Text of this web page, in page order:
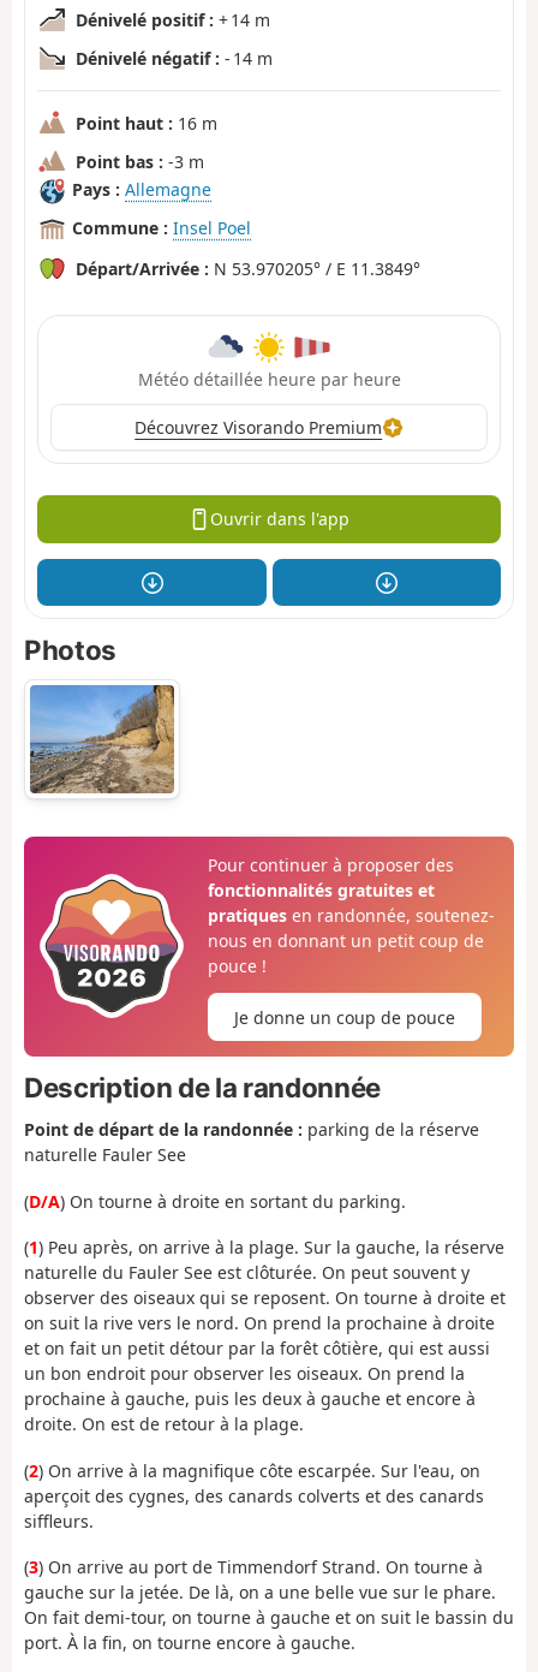
Dénivelé positif : + 14 m
Dénivelé négatif : - 14 m
Point haut : 16 m
Point bas : -3 m
Pays : Allemagne
Commune : Insel Poel
Départ/Arrivée : N 53.970205° / E 11.3849°
Météo détaillée heure par heure
Découvrez Visorando Premium
Ouvrir dans l'app
Photos
Pour continuer à proposer des
fonctionnalités gratuites et
pratiquesen randonnée, soutenez-
nous en donnant un petit coup de
pouce !
Je donne un coup de pouce
Description de la randonnée
Point de départ de la randonnée : parking de la réserve
naturelle Fauler See
(D/A) On tourne à droite en sortant du parking.
(1) Peu après, on arrive à la plage. Sur la gauche, la réserve
naturelle du Fauler See est clôturée. On peut souvent y
observer des oiseaux qui se reposent. On tourne à droite et
on suit la rive vers le nord. On prend la prochaine à droite
et on fait un petit détour par la forêt côtière, qui est aussi
un bon endroit pour observer les oiseaux. On prend la
prochaine à gauche, puis les deux à gauche et encore à
droite. On est de retour à la plage.
(2) On arrive à la magnifique côte escarpée. Sur l'eau, on
aperçoit des cygnes, des canards colverts et des canards
siffleurs.
(3) On arrive au port de Timmendorf Strand. On tourne à
gauche sur la jetée. De là, on a une belle vue sur le phare.
On fait demi-tour, on tourne à gauche et on suit le bassin du
port. À la fin, on tourne encore à gauche.